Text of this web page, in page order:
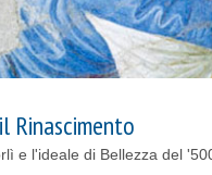
Rinascimento
e l'ideale di Bellezza del